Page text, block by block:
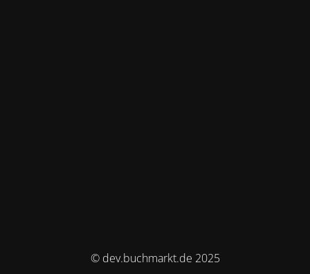
© dev.buchmarkt.de 2025